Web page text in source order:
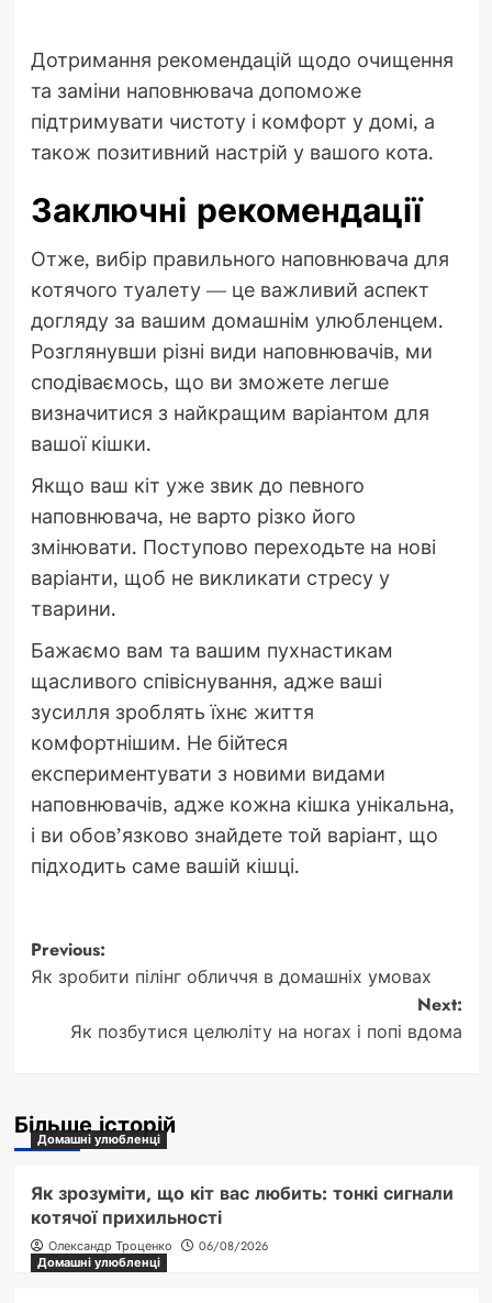
Дотримання рекомендацій щодо очищення
та заміни наповнювача допоможе
підтримувати чистоту і комфорт у домі, а
також позитивний настрій у вашого кота.
Заключні рекомендації
Отже, вибір правильного наповнювача для
котячого туалету — це важливий аспект
догляду за вашим домашнім улюбленцем.
Розглянувши різні види наповнювачів, ми
сподіваємось, що ви зможете легше
визначитися з найкращим варіантом для
вашої кішки.
Якщо ваш кіт уже звик до певного
наповнювача, не варто різко його
змінювати. Поступово переходьте на нові
варіанти, щоб не викликати стресу у
тварини.
Бажаємо вам та вашим пухнастикам
щасливого співіснування, адже ваші
зусилля зроблять їхнє життя
комфортнішим. Не бійтеся
експериментувати з новими видами
наповнювачів, адже кожна кішка унікальна,
і ви обов’язково знайдете той варіант, що
підходить саме вашій кішці.
Post
navigation
Previous:
Як зробити пілінг обличчя в домашніх умовах
Next:
Як позбутися целюліту на ногах і попі вдома
Більше історій
Домашні улюбленці
Як зрозуміти, що кіт вас любить: тонкі сигнали
котячої прихильності
Олександр Троценко
06/08/2026
Домашні улюбленці